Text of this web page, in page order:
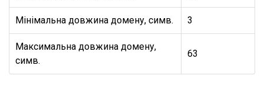
Мінімальна довжина домену, симв. 3
Максимальна довжина домену,
симв.
63